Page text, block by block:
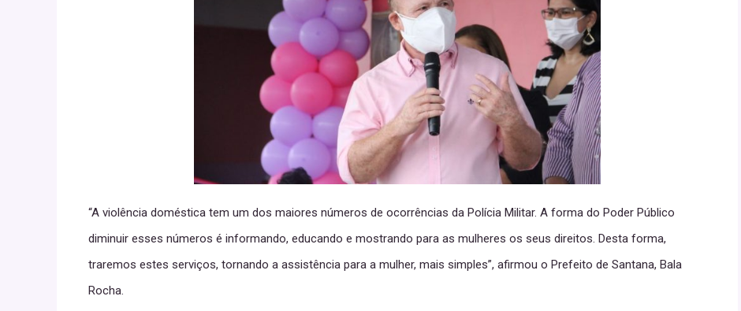
“A violência doméstica tem um dos maiores números de ocorrências da Polícia Militar. A forma do Poder Público
diminuir esses números é informando, educando e mostrando para as mulheres os seus direitos. Desta forma,
traremos estes serviços, tornando a assistência para a mulher, mais simples”, afirmou o Prefeito de Santana, Bala
Rocha.